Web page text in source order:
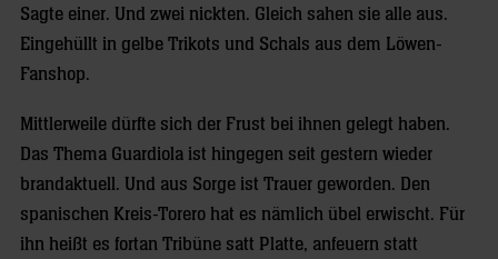
Sagte einer. Und zwei nickten. Gleich sahen sie alle aus.
Eingehüllt in gelbe Trikots und Schals aus dem Löwen-
Fanshop.
Mittlerweile dürfte sich der Frust bei ihnen gelegt haben.
Das Thema Guardiola ist hingegen seit gestern wieder
brandaktuell. Und aus Sorge ist Trauer geworden. Den
spanischen Kreis-Torero hat es nämlich übel erwischt. Für
ihn heißt es fortan Tribüne satt Platte, anfeuern statt